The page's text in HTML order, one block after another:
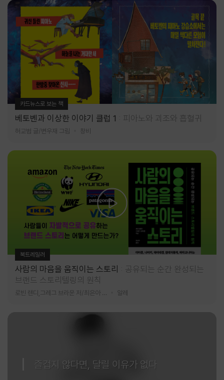
카드뉴스로 보는 책
베토벤과 이상한 이야기 클럽 1 피아노와 괴조와 흡혈귀
허교범 글/변우재 그림 창비
북트레일러
사람의 마음을 움직이는 스토리
공유되는 순간 완성되는
브랜드 스토리텔링의 원칙
알레
즐겁지 않다면, 달릴 이유가 없다